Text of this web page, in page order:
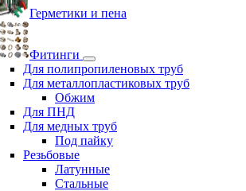
Герметики и пена
Фитинги
Для полипропиленовых труб
Для металлопластиковых труб
Обжим
Для ПНД
Для медных труб
Под пайку
Резьбовые
Латунные
Cтальные